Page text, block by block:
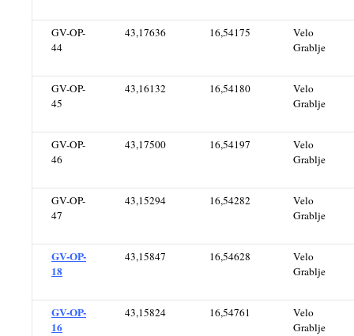
GV-OP-
44
43,17636 16,54175
Velo
Grablje
GV-OP-
45
43,16132 16,54180
Velo
Grablje
GV-OP-
46
43,17500 16,54197
Velo
Grablje
GV-OP-
47
43,15294 16,54282
Velo
Grablje
GV-OP-
18
43,15847 16,54628
Velo
Grablje
GV-OP-
16
43,15824 16,54761
Velo
Grablje